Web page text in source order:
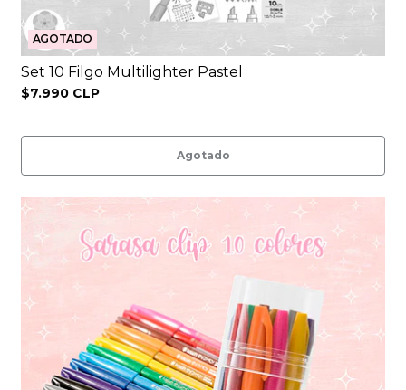
AGOTADO
Set 10 Filgo Multilighter Pastel
$7.990 CLP
Agotado